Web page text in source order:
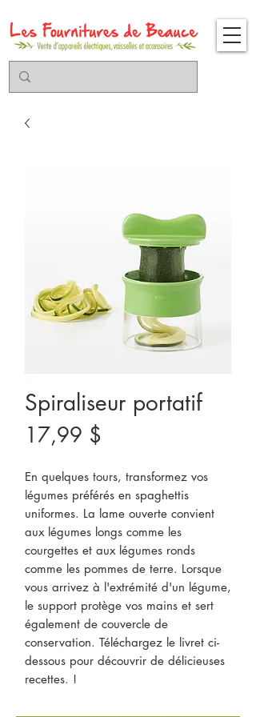
Spiraliseur portatif
17,99 $
En quelques tours, transformez vos
légumes préférés en spaghettis
uniformes. La lame ouverte convient
aux légumes longs comme les
courgettes et aux légumes ronds
comme les pommes de terre. Lorsque
vous arrivez à l'extrémité d'un légume,
le support protège vos mains et sert
également de couvercle de
conservation. Téléchargez le livret ci-
dessous pour découvrir de délicieuses
recettes. !